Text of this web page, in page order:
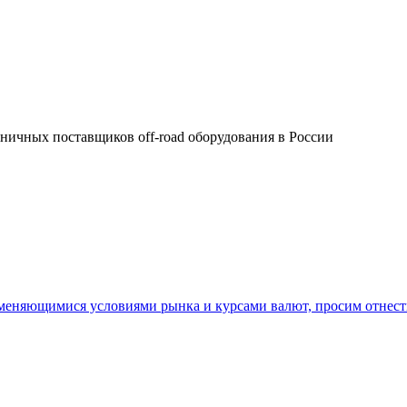
поставщиков off-road оборудования в России
условиями рынка и курсами валют, просим